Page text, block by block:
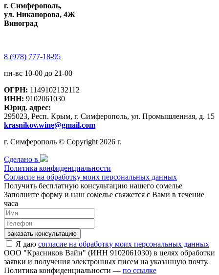
г. Симферополь,
ул. Никанорова, 4Ж
Виноград
8 (978) 777-18-95
пн-вс 10-00 до 21-00
ОГРН: 1149102132112
ИНН: 9102061030
Юрид. адрес:
295023, Респ. Крым, г. Симферополь, ул. Промышленная, д. 15
krasnikov.wine@gmail.com
г. Симферополь © Copyright 2026 г.
Сделано в
Политика конфиденциальности
Согласие на обработку моих персональных данных
Получить бесплатную консультацию нашего сомелье
Заполните форму и наш сомелье свяжется с Вами в течение
часа
заказать консультацию
Я даю согласие на обработку моих персональных данных
ООО "Красников Вайн" (ИНН 9102061030) в целях обработки
заявки и получения электронных писем на указанную почту.
Политика конфиденциальности — по ссылке